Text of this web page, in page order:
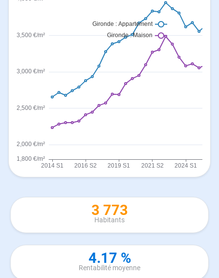
3 773
Habitants
4.17 %
Rentabilité moyenne